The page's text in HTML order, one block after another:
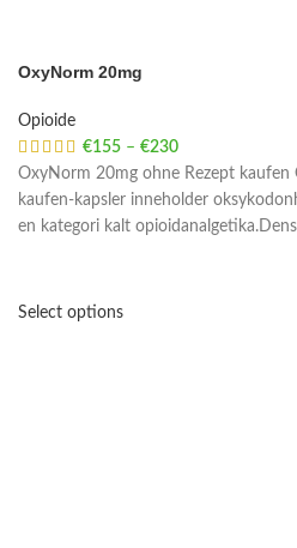
OxyNorm 20mg
Opioide
€155 – €230
OxyNorm 20mg ohne Rezept
kaufen-kapsler inneholder
en kategori kalt
Select options